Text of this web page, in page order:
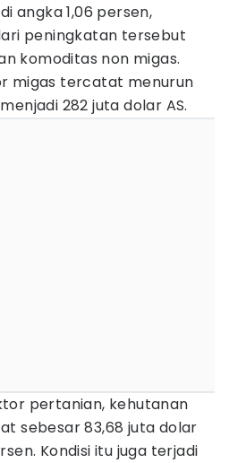
angka 1,06 persen,
peningkatan tersebut
komoditas non migas.
migas tercatat menurun
282 juta dolar AS.
pertanian, kehutanan
sebesar 83,68 juta dolar
Kondisi itu juga terjadi